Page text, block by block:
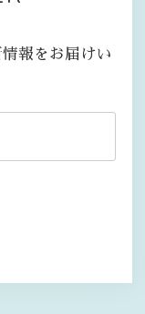
報をお届けい